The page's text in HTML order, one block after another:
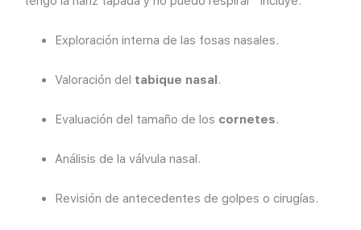
Exploración interna de las fosas nasales.
Valoración del tabique nasal.
Evaluación del tamaño de los cornetes.
Análisis de la válvula nasal.
Revisión de antecedentes de golpes o cirugías.